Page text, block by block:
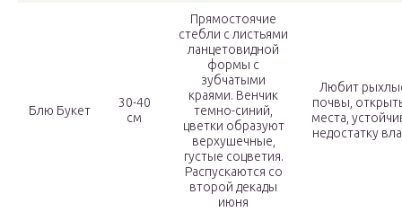
Блю Букет
30-40
см
Прямостоячие
стебли с листьями
ланцетовидной
формы с
зубчатыми
краями. Венчик
темно-синий,
цветки образуют
верхушечные,
густые соцветия.
Распускаются со
второй декады
июня
Любит
почвы,
места,
недостатку